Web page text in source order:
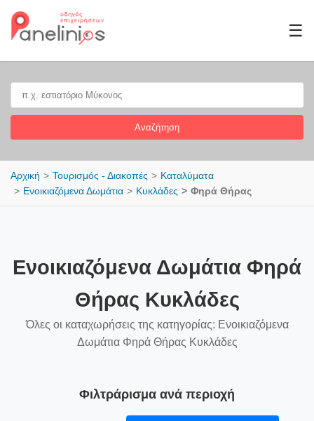
☰
Αναζήτηση
Αρχική Τουρισμός - Διακοπές
Καταλύματα
Ενοικιαζόμενα Δωμάτια
Κυκλάδες Φηρά Θήρας
Ενοικιαζόμενα Δωμάτια Φηρά
Θήρας Κυκλάδες
Όλες οι καταχωρήσεις της κατηγορίας: Ενοικιαζόμενα
Δωμάτια Φηρά Θήρας Κυκλάδες
Φιλτράρισμα ανά περιοχή